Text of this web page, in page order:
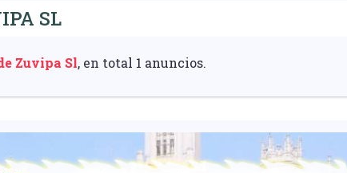
SL
Zuvipa Sl, en total 1 anuncios.